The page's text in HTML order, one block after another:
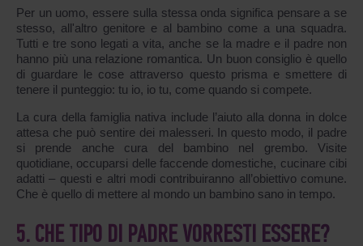
Per un uomo, essere sulla stessa onda significa pensare a se
stesso, all'altro genitore e al bambino come a una squadra.
Tutti e tre sono legati a vita, anche se la madre e il padre non
hanno più una relazione romantica. Un buon consiglio è quello
di guardare le cose attraverso questo prisma e smettere di
tenere il punteggio: tu io, io tu, come quando si compete.
La cura della famiglia nativa include l’aiuto alla donna in dolce
attesa che può sentire dei malesseri. In questo modo, il padre
si prende anche cura del bambino nel grembo. Visite
quotidiane, occuparsi delle faccende domestiche, cucinare cibi
adatti – questi e altri modi contribuiranno all’obiettivo comune.
Che è quello di mettere al mondo un bambino sano in tempo.
5. CHE TIPO DI PADRE VORRESTI ESSERE?